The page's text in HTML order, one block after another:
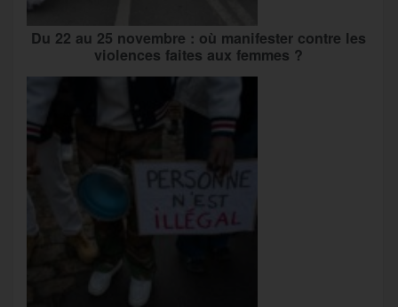
Du 22 au 25 novembre : où manifester contre les
violences faites aux femmes ?